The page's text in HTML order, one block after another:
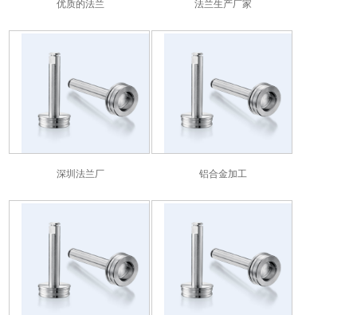
优质的法兰 法兰生产厂家
深圳法兰厂 铝合金加工